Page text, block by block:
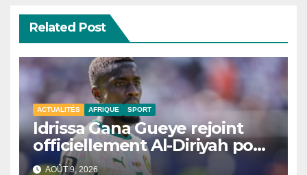
Related Post
ACTUALITÉS AFRIQUE SPORT
Idrissa Gana Gueye rejoint
officiellement Al-Diriyah pour
une saison
AOÛT 9, 2026